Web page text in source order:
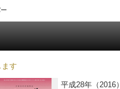
す
平成28年（2016）